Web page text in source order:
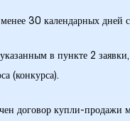
30 календарных дней
в пункте 2
(конкурса).
договор купли-